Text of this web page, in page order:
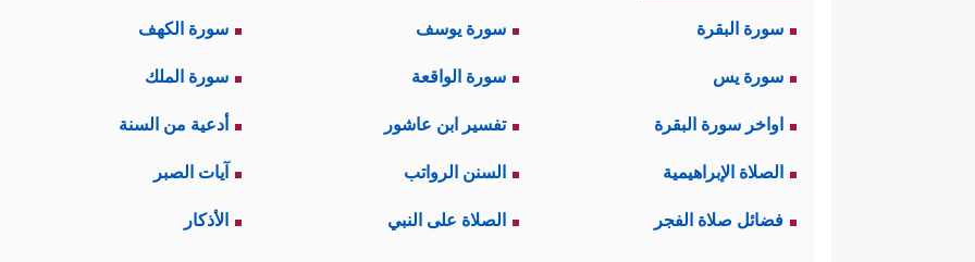
سورة البقرة سورة يوسف سورة الكهف
سورة يس سورة الواقعة سورة الملك
اواخر سورة البقرة تفسير ابن عاشور أدعية من السنة
الصلاة الإبراهيمية السنن الرواتب آيات الصبر
فضائل صلاة الفجر الصلاة على النبي الأذكار